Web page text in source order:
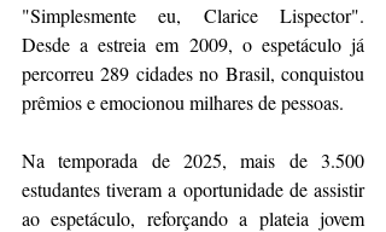
"Simplesmente eu, Clarice Lispector".
Desde a estreia em 2009, o espetáculo já
percorreu 289 cidades no Brasil, conquistou
prêmios e emocionou milhares de pessoas.
Na temporada de 2025, mais de 3.500
estudantes tiveram a oportunidade de assistir
ao espetáculo, reforçando a plateia jovem